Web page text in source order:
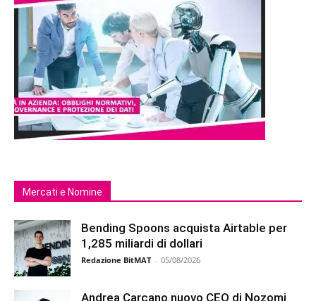
Mercati e Nomine
Bending Spoons acquista Airtable per
1,285 miliardi di dollari
Redazione BitMAT - 05/08/2026
Andrea Carcano nuovo CEO di Nozomi